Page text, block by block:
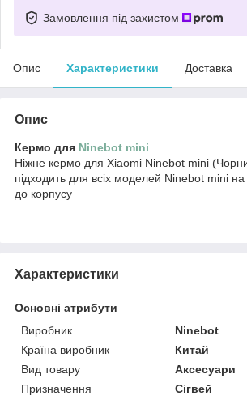
Замовлення під захистом
Опис Характеристики Доставка
Опис
Кермо для Ninebot mini
Ніжне кермо для Xiaomi Ninebot mini
підходить для всіх моделей Ninebot mini
до корпусу
Характеристики
Основні атрибути
Виробник
Ninebot
Країна виробник
Китай
Вид товару
Аксесуари
Призначення
Сігвей